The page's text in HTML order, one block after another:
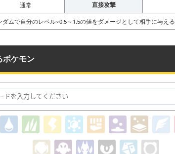
通常 直接攻撃
ダムで自分のレベル×0.5～1.5の値をダメージとして相手に与える
ポケモン